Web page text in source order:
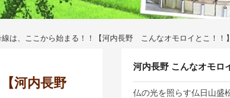
は、ここから始まる！！【河内長野 こんなオモロイとこ！！】
【河内長野
河内長野 こんなオモロ
仏の光を照らす仏日山盛